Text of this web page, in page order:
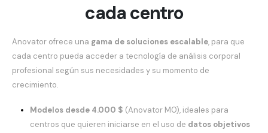
cada centro
Anovator ofrece una gama de soluciones escalable, para que
cada centro pueda acceder a tecnología de análisis corporal
profesional según sus necesidades y su momento de
crecimiento.
Modelos desde 4.000 $ (Anovator M0), ideales para
centros que quieren iniciarse en el uso de datos objetivos